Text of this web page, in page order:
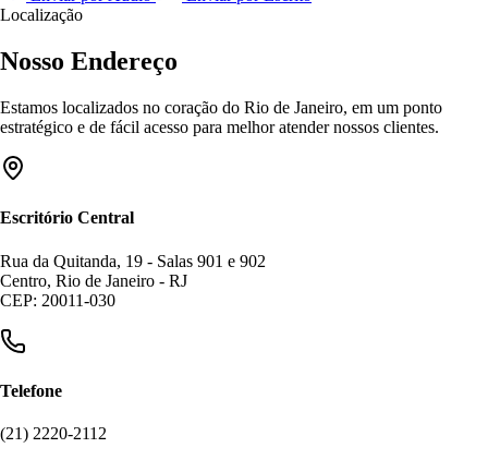
Localização
Nosso Endereço
Estamos localizados no coração do Rio de Janeiro, em um ponto
estratégico e de fácil acesso para melhor atender nossos clientes.
Escritório Central
Rua da Quitanda, 19 - Salas 901 e 902
Centro, Rio de Janeiro - RJ
CEP: 20011-030
Telefone
(21) 2220-2112